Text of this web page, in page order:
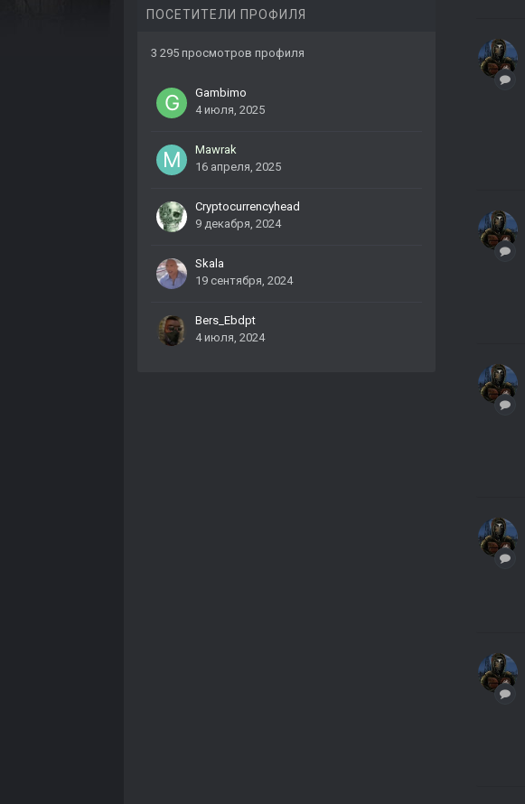
ПОСЕТИТЕЛИ ПРОФИЛЯ
3 295 просмотров профиля
Gambimo
4 июля, 2025
Mawrak
16 апреля, 2025
Cryptocurrencyhead
9 декабря, 2024
Skala
19 сентября, 2024
Bers_Ebdpt
4 июля, 2024